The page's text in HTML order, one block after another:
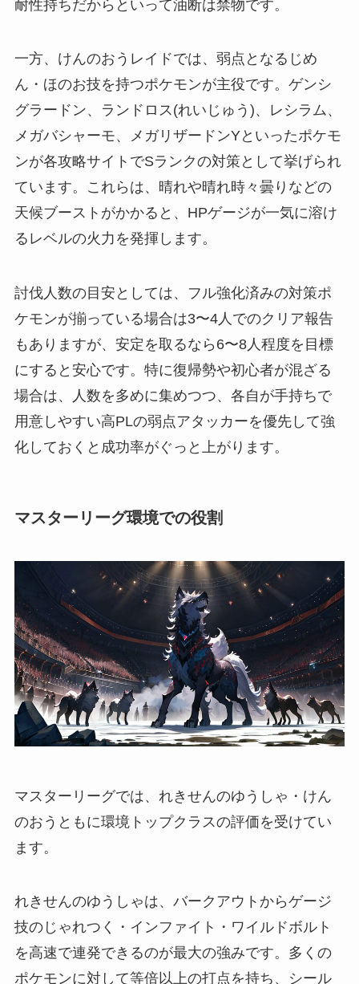
耐性持ちだからといって油断は禁物です。
一方、けんのおうレイドでは、弱点となるじめ
ん・ほのお技を持つポケモンが主役です。ゲンシ
グラードン、ランドロス(れいじゅう)、レシラム、
メガバシャーモ、メガリザードンYといったポケモ
ンが各攻略サイトでSランクの対策として挙げられ
ています。これらは、晴れや晴れ時々曇りなどの
天候ブーストがかかると、HPゲージが一気に溶け
るレベルの火力を発揮します。
討伐人数の目安としては、フル強化済みの対策ポ
ケモンが揃っている場合は3〜4人でのクリア報告
もありますが、安定を取るなら6〜8人程度を目標
にすると安心です。特に復帰勢や初心者が混ざる
場合は、人数を多めに集めつつ、各自が手持ちで
用意しやすい高PLの弱点アタッカーを優先して強
化しておくと成功率がぐっと上がります。
マスターリーグ環境での役割
マスターリーグでは、れきせんのゆうしゃ・けん
のおうともに環境トップクラスの評価を受けてい
ます。
れきせんのゆうしゃは、バークアウトからゲージ
技のじゃれつく・インファイト・ワイルドボルト
を高速で連発できるのが最大の強みです。多くの
ポケモンに対して等倍以上の打点を持ち、シール